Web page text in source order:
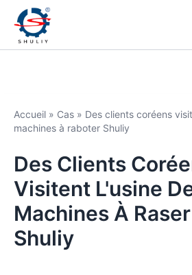
Accueil » Cas » Des clients coréens
machines à raboter Shuliy
Des Clients
Visitent L'usine
Machines À
Shuliy